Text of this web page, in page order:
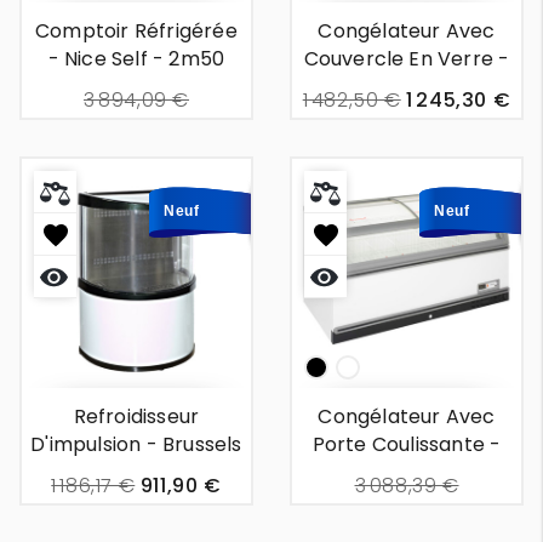
Comptoir Réfrigérée
- Nice Self - 2m50
3 894,09 €
Out Of Stock
Congélateur Avec
Couvercle En Verre -
Rotterdam - 1m50
1 482,50 € 1 245,30 €
Neuf
Neuf
Refroidisseur
D'impulsion - Brussels
- 0m69
1 186,17 € 911,90 €
Neuf
Neuf
noir
Congélateur Avec
Porte Coulissante -
Amsterdam -1m70
3 088,39 €